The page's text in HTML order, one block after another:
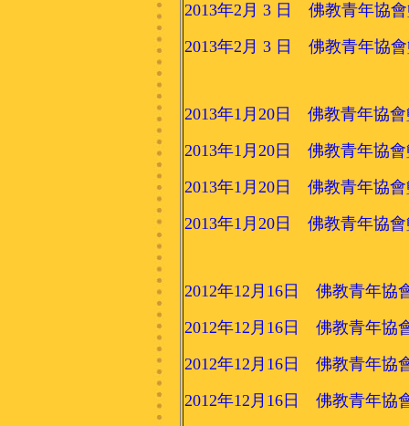
2013年2月 3 日 佛教青年協
2013年2月 3 日 佛教青年協
2013年1月20日 佛教青年協
2013年1月20日 佛教青年協
2013年1月20日 佛教青年協
2013年1月20日 佛教青年協
2012年12月16日 佛教青年協
2012年12月16日 佛教青年協
2012年12月16日 佛教青年協
2012年12月16日 佛教青年協